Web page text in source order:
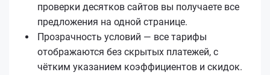
проверки десятков сайтов вы получаете все
предложения на одной странице.
Прозрачность условий — все тарифы
отображаются без скрытых платежей, с
чётким указанием коэффициентов и скидок.